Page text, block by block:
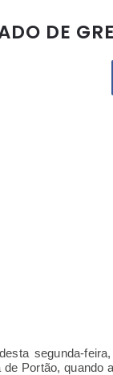
DE
segunda-
Portão, quando